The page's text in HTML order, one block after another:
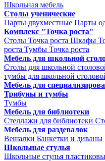
Школьная мебель
Столы ученические
Парты двухместные Парты
Комплекс "Точка роста"
Столы Точка роста Шкафы
роста Тумбы Точка роста
Мебель для школьной
Столы для школьной
тумбы для школьной
Мебель для
Трибуны и тумбы
Тумбы
Мебель для библиотеки
Стеллажи для библиотеки
Мебель для раздевалок
Вешалки Банкетки и диваны
Школьные стулья
Школьные стулья